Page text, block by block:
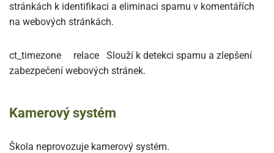
stránkách k identifikaci a eliminaci spamu v komentářích
na webových stránkách.
ct_timezone relace
Slouží k detekci spamu a zlepšení
zabezpečení webových stránek.
Kamerový systém
Škola neprovozuje kamerový systém.